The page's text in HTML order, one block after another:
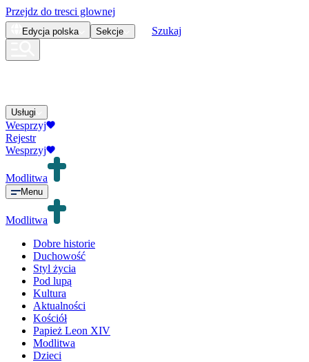
Przejdz do tresci glownej
Edycja polska Sekcje Szukaj
Usługi
Wesprzyj
Rejestr
Wesprzyj
Modlitwa
Menu
Modlitwa
Dobre historie
Duchowość
Styl życia
Pod lupą
Kultura
Aktualności
Kościół
Papież Leon XIV
Modlitwa
Dzieci